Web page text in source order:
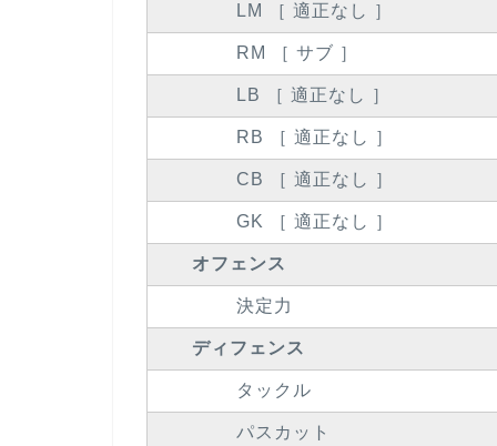
LM ［ 適正なし ］
RM ［ サブ ］
LB ［ 適正なし ］
RB ［ 適正なし ］
CB ［ 適正なし ］
GK ［ 適正なし ］
オフェンス
決定力
ディフェンス
タックル
パスカット